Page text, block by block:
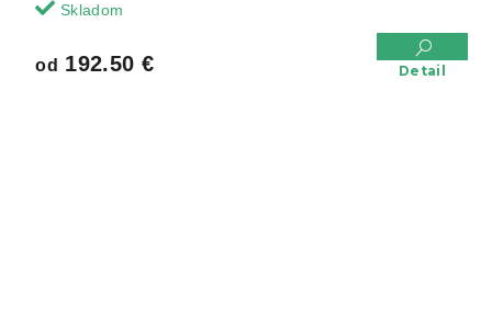
Skladom
od 192.50 € Detail